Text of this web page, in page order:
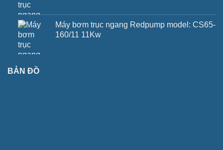
Máy bơm trục ngang Redpump model: CS65-
160/11 11Kw
BẢN ĐỒ